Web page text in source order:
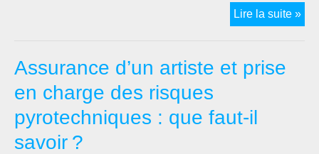
Lire la suite »
Assurance d’un artiste et prise
en charge des risques
pyrotechniques : que faut-il
savoir ?